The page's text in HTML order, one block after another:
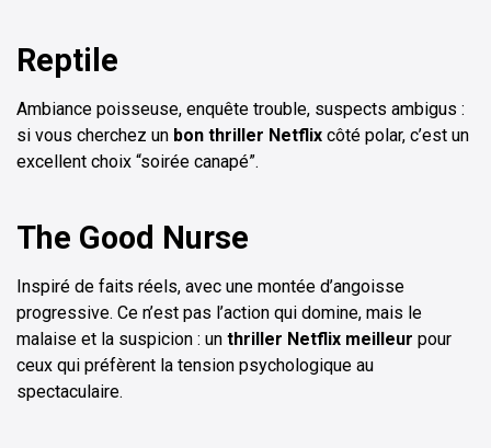
Reptile
Ambiance poisseuse, enquête trouble, suspects ambigus :
si vous cherchez un bon thriller Netflix côté polar, c’est un
excellent choix “soirée canapé”.
The Good Nurse
Inspiré de faits réels, avec une montée d’angoisse
progressive. Ce n’est pas l’action qui domine, mais le
malaise et la suspicion : un thriller Netflix meilleur pour
ceux qui préfèrent la tension psychologique au
spectaculaire.